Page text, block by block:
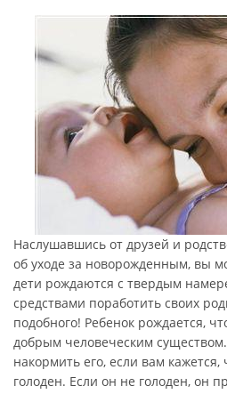
Наслушавшись от друзей и
об уходе за новорожденным, вы
дети рождаются с твердым
средствами поработить своих
подобного! Ребенок рождается,
добрым человеческим
накормить его, если вам кажется,
голоден. Если он не голоден, он